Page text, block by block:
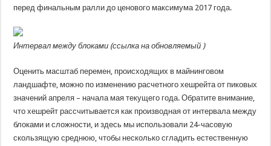
перед финальным ралли до ценового максимума 2017 года.
Интервал между блоками (ссылка на обновляемый )
Оценить масштаб перемен, происходящих в майнинговом
ландшафте, можно по изменению расчетного хешрейта от пиковых
значений апреля – начала мая текущего года. Обратите внимание,
что хешрейт рассчитывается как производная от интервала между
блоками и сложности, и здесь мы использовали 24-часовую
скользящую среднюю, чтобы несколько сгладить естественную